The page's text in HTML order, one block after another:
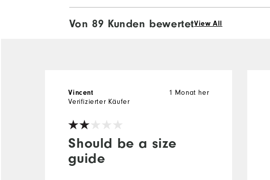
Von 89 Kunden bewertetView All
Should be a size
guide
1 Monat her
Vincent
Verifizierter Käufer